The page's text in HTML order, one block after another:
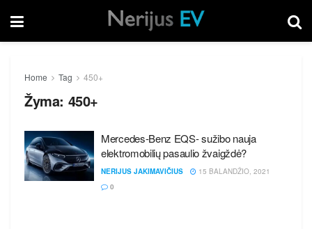
Home Tag 450+
Žyma: 450+
Mercedes-Benz EQS- sužibo nauja
elektromobilių pasaulio žvaigždė?
NERIJUS JAKIMAVIČIUS
15 BALANDŽIO, 2021
0